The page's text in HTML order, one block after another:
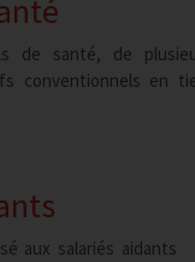
de santé, de
conventionnels en
aux salariés aidants